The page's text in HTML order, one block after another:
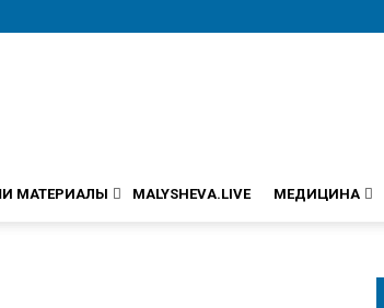
МАТЕРИАЛЫ MALYSHEVA.LIVE МЕДИЦИНА